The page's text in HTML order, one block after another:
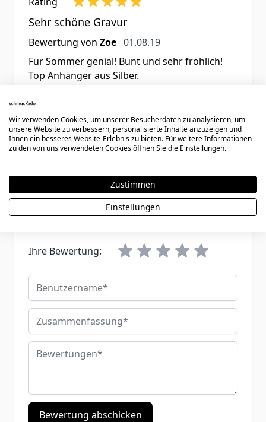
Sehr schöne Gravur
Bewertung von Zoe 1. August 2019
01.08.19
Für Sommer genial! Bunt und sehr fröhlich!
Top Anhänger aus Silber.
1 Artikel Zeige
Schreiben Sie eine Bewertung
Armband Glas mit Silberanhänger - 1558
Ihre Bewertung:
Benutzername
Zusammenfassung
Bewertungen
Bewertung abschicken
Wir verwenden Cookies, um unserer Besucherdaten zu analysieren, um
unsere Website zu verbessern, personalisierte Inhalte anzuzeigen und
Ihnen ein besseres Website-Erlebnis zu bieten. Für weitere Informationen
zu den von uns verwendeten Cookies öffnen Sie die Einstellungen.
Zustimmen
Einstellungen